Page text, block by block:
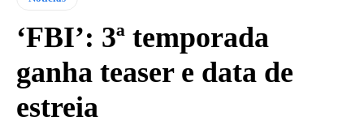
‘FBI’: 3ª temporada
ganha teaser e data de
estreia